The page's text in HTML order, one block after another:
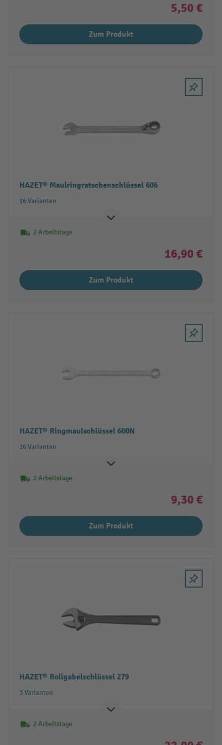
5,50 €
Zum Produkt
HAZET® Maulringratschenschlüssel 606
16 Varianten
2 Arbeitstage
16,90 €
Zum Produkt
HAZET® Ringmaulschlüssel 600N
26 Varianten
2 Arbeitstage
9,30 €
Zum Produkt
HAZET® Rollgabelschlüssel 279
3 Varianten
2 Arbeitstage